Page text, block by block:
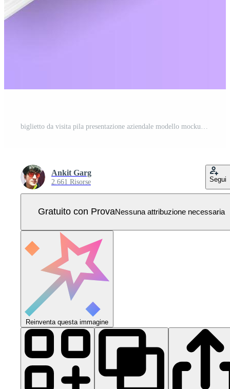
Ankit Garg
2.661 Risorse Segui
Gratuito con ProvaNessuna attribuzione necessaria
Reinventa questa immagine